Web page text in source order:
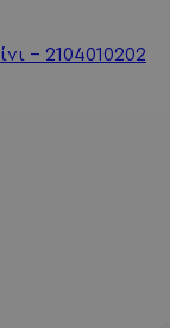
- 2104010202